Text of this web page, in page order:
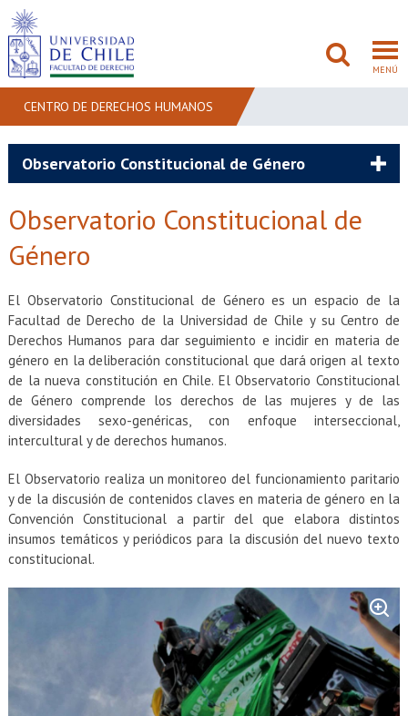
MENÚ
FACULTAD
INVESTIGACIÓN
BIBLIOTECAS
EXTENSIÓN
Académicos
Egresados Funcionarios
CENTRO DE DERECHOS HUMANOS
Observatorio Constitucional de Género
Observatorio Constitucional de
Género
El Observatorio Constitucional de Género es un espacio de la
Facultad de Derecho de la Universidad de Chile y su Centro de
Derechos Humanos para dar seguimiento e incidir en materia de
género en la deliberación constitucional que dará origen al texto
de la nueva constitución en Chile. El Observatorio Constitucional
de Género comprende los derechos de las mujeres y de las
diversidades sexo-genéricas, con enfoque interseccional,
intercultural y de derechos humanos.
El Observatorio realiza un monitoreo del funcionamiento paritario
y de la discusión de contenidos claves en materia de género en la
Convención Constitucional a partir del que elabora distintos
insumos temáticos y periódicos para la discusión del nuevo texto
constitucional.